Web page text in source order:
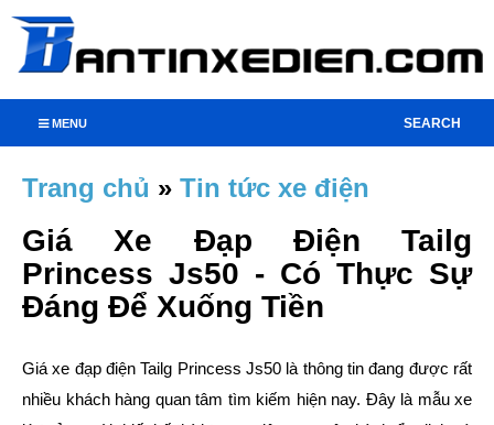
SEARCH
MENU
Trang chủ » Tin tức xe điện
Giá Xe Đạp Điện Tailg
Princess Js50 - Có Thực Sự
Đáng Để Xuống Tiền
Giá xe đạp điện Tailg Princess Js50 là thông tin đang được rất
nhiều khách hàng quan tâm tìm kiếm hiện nay. Đây là mẫu xe